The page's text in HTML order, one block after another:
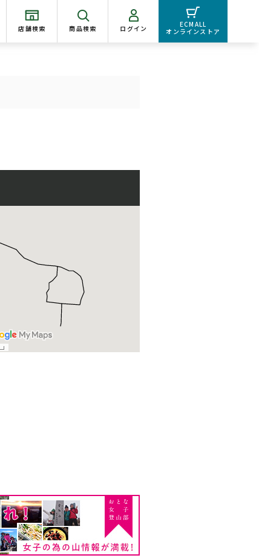
店舗検索 商品検索 ログイン
ECMALL
オンラインストア